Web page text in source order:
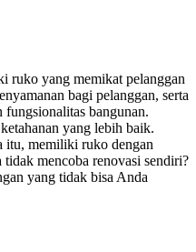
ruko yang memikat pelanggan
bagi pelanggan, serta
bangunan.
yang lebih baik.
itu, memiliki ruko dengan
mencoba renovasi sendiri?
yang tidak bisa Anda